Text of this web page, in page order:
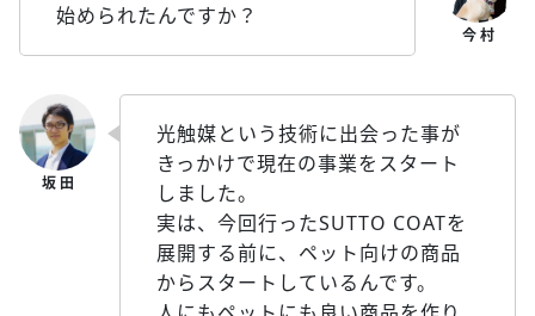
始められたんですか？
光触媒という技術に出会った事が
きっかけで現在の事業をスタート
しました。
実は、今回行ったSUTTO COATを
展開する前に、ペット向けの商品
からスタートしているんです。